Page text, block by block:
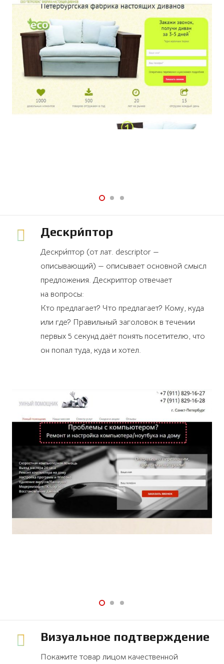
Дескри́птор
Дескри́птор (от лат. descriptor —
описывающий) — описывает основной смысл
предложения. Дескриптор отвечает
на вопросы:
Кто предлагает? Что предлагает? Кому, куда
или где? Правильный заголовок в течении
первых 5 секунд даёт понять посетителю, что
он попал туда, куда и хотел.
Визуальное подтверждение
Покажите товар лицом качественной